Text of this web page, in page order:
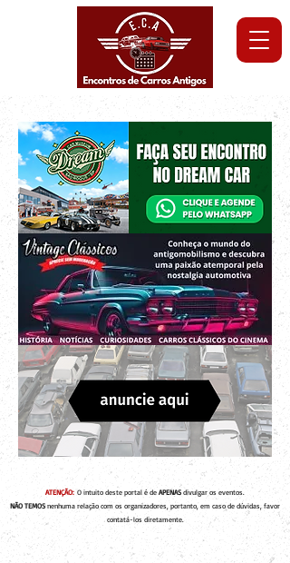
ATENÇÃO: O intuito deste portal é de APENAS divulgar os eventos.
NÃO TEMOS nenhuma relação com os organizadores, portanto, em caso de dúvidas, favor
contatá-los diretamente.